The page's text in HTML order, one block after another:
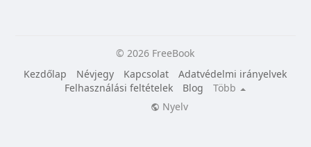
© 2026 FreeBook
Kezdőlap
Névjegy Kapcsolat
Adatvédelmi irányelvek
Felhasználási feltételek
Blog
Több
Nyelv